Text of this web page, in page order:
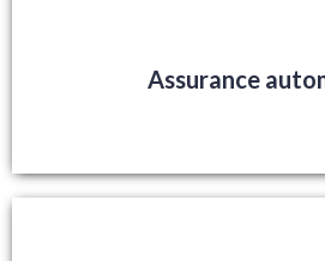
Assurance